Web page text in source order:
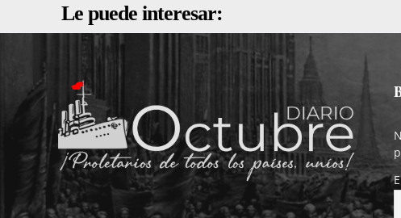
Le puede interesar: